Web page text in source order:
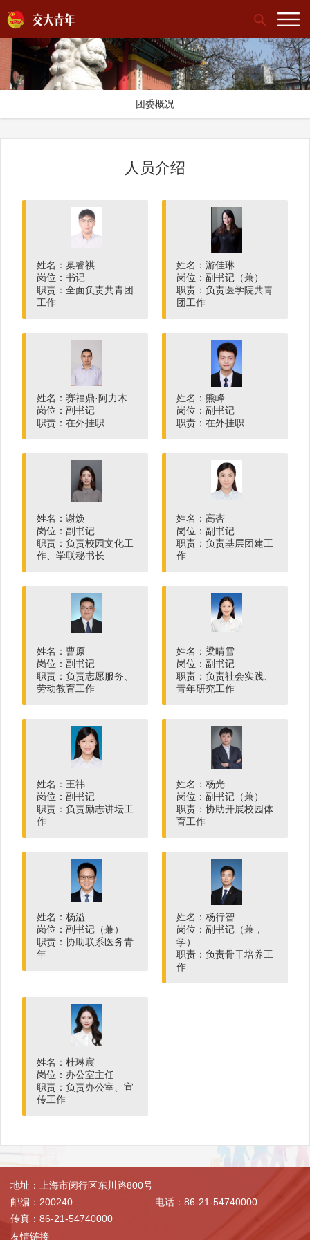
团委概况
人员介绍
姓名：巢睿祺
岗位：书记
职责：全面负责共青团
工作
姓名：游佳琳
岗位：副书记（兼）
职责：负责医学院共青
团工作
姓名：赛福鼎·阿力木
岗位：副书记
职责：在外挂职
姓名：熊峰
岗位：副书记
职责：在外挂职
姓名：谢焕
岗位：副书记
职责：负责校园文化工
作、学联秘书长
姓名：高杏
岗位：副书记
职责：负责基层团建工
作
姓名：曹原
岗位：副书记
职责：负责志愿服务、
劳动教育工作
姓名：梁晴雪
岗位：副书记
职责：负责社会实践、
青年研究工作
姓名：王祎
岗位：副书记
职责：负责励志讲坛工
作
姓名：杨光
岗位：副书记（兼）
职责：协助开展校园体
育工作
姓名：杨溢
岗位：副书记（兼）
职责：协助联系医务青
年
姓名：杨行智
岗位：副书记（兼，
学）
职责：负责骨干培养工
作
姓名：杜琳宸
岗位：办公室主任
职责：负责办公室、宣
传工作
地址：上海市闵行区东川路800号
邮编：200240
电话：86-21-54740000
传真：86-21-54740000
友情链接